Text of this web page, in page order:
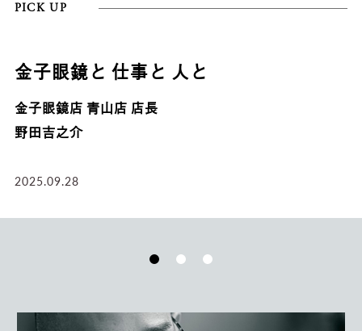
PICK UP
金子眼鏡と 仕事と 人と
金子眼鏡店 青山店 店長
野田吉之介
2025.09.28